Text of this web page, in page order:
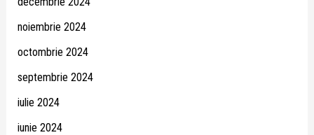
noiembrie 2024
octombrie 2024
septembrie 2024
iulie 2024
iunie 2024